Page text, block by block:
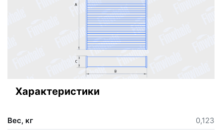
Характеристики
Вес, кг 0,123